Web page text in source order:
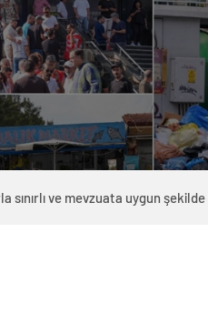
sınırlı ve mevzuata uygun